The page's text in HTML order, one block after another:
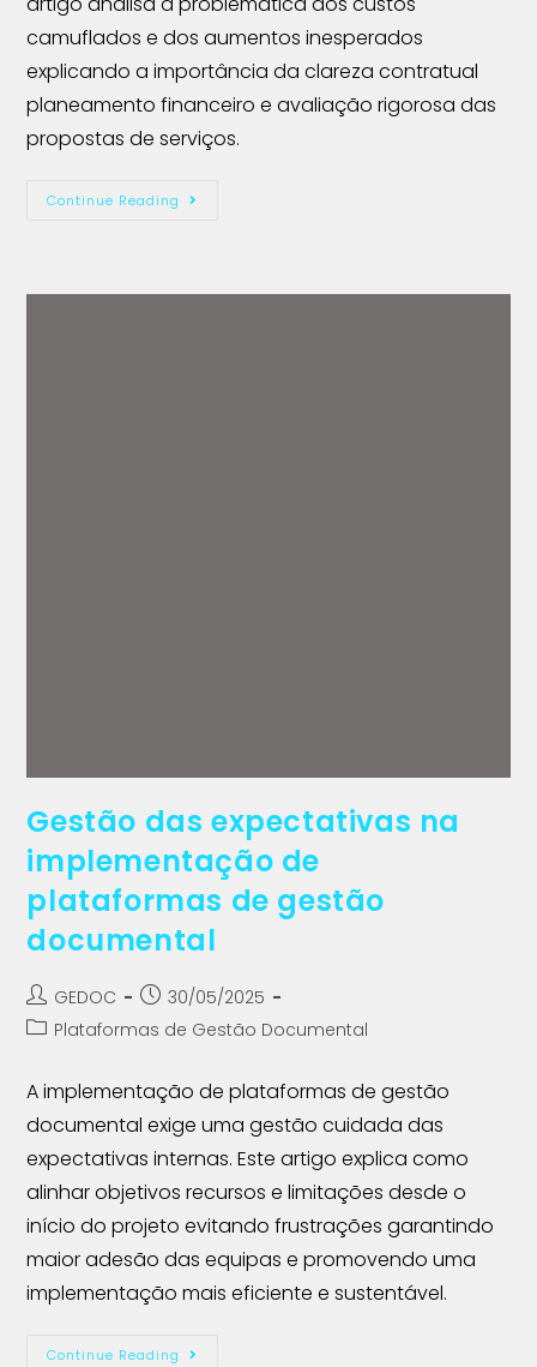
camuflados e dos aumentos inesperados
explicando a importância da clareza contratual
planeamento financeiro e avaliação rigorosa das
propostas de serviços.
Continue Reading
Gestão das expectativas na
implementação de
plataformas de gestão
documental
GEDOC
30/05/2025
Plataformas de Gestão Documental
A implementação de plataformas de gestão
documental exige uma gestão cuidada das
expectativas internas. Este artigo explica como
alinhar objetivos recursos e limitações desde o
início do projeto evitando frustrações garantindo
maior adesão das equipas e promovendo uma
implementação mais eficiente e sustentável.
Continue Reading